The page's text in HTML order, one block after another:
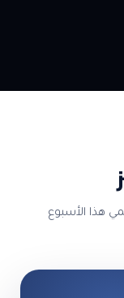
هذا الأسبوع